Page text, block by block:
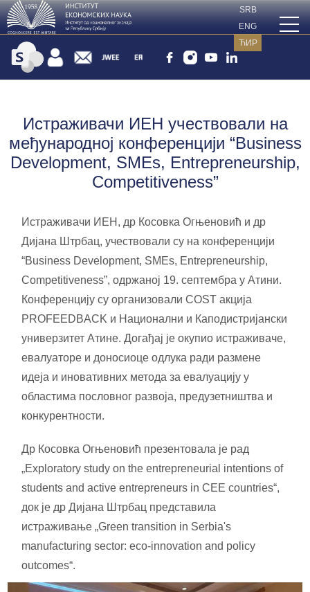
SRB
ENG
ЋИР
Истраживачи ИЕН учествовали на
међународној конференцији “Business
Development, SMEs, Entrepreneurship,
Competitiveness”
Истраживачи ИЕН, др Косовка Огњеновић и др
Дијана Штрбац, учествовали су на конференцији
“Business Development, SMEs, Entrepreneurship,
Competitiveness”, одржаној 19. септембра у Атини.
Конференцију су организовали COST акција
PROFEEDBACK и Национални и Каподистријански
универзитет Атине. Догађај је окупио истраживаче,
евалуаторе и доносиоце одлука ради размене
идеја и иновативних метода за евалуацију у
областима пословног развоја, предузетништва и
конкурентности.
Др Косовка Огњеновић презентовала је рад
„Exploratory study on the entrepreneurial intentions of
students and active entrepreneurs in CEE countries“,
док је др Дијана Штрбац представила
истраживање „Green transition in Serbia's
manufacturing sector: eco-innovation and policy
outcomes“.